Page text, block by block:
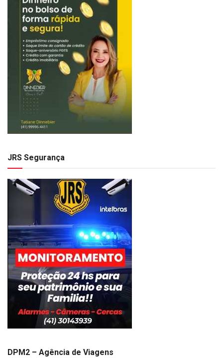
JRS Segurança
DPM2 – Agência de Viagens